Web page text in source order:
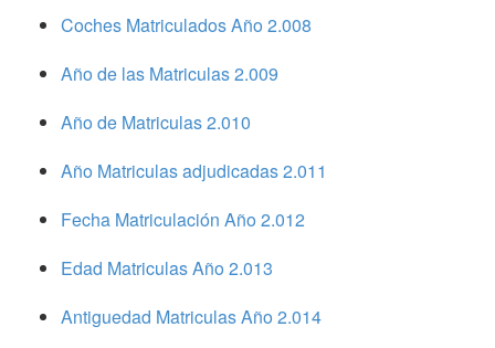
Coches Matriculados Año 2.008
Año de las Matriculas 2.009
Año de Matriculas 2.010
Año Matriculas adjudicadas 2.011
Fecha Matriculación Año 2.012
Edad Matriculas Año 2.013
Antiguedad Matriculas Año 2.014